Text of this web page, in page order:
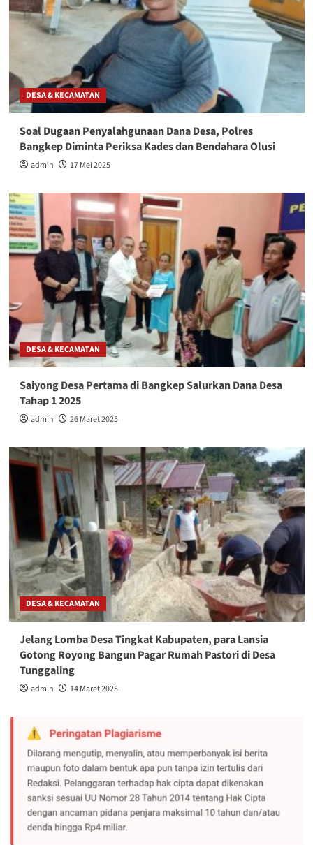
DESA & KECAMATAN
Soal Dugaan Penyalahgunaan Dana Desa, Polres
Bangkep Diminta Periksa Kades dan Bendahara Olusi
admin 17 Mei 2025
DESA & KECAMATAN
Saiyong Desa Pertama di Bangkep Salurkan Dana Desa
Tahap 1 2025
admin 26 Maret 2025
DESA & KECAMATAN
Jelang Lomba Desa Tingkat Kabupaten, para Lansia
Gotong Royong Bangun Pagar Rumah Pastori di Desa
Tunggaling
admin 14 Maret 2025